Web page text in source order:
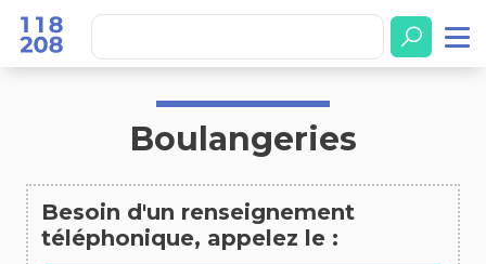
Accueil
Boulangeries
Besoin d'un renseignement
téléphonique, appelez le :